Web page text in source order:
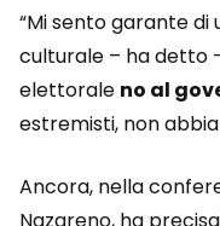
“Mi sento garante
culturale – ha detto
elettorale no al
estremisti, non
Ancora, nella